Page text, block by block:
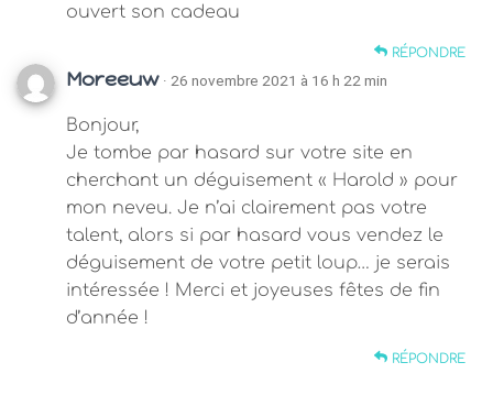
ouvert son cadeau
RÉPONDRE
Moreeuw · 26 novembre 2021 à 16 h 22 min
Bonjour,
Je tombe par hasard sur votre site en
cherchant un déguisement « Harold » pour
mon neveu. Je n’ai clairement pas votre
talent, alors si par hasard vous vendez le
déguisement de votre petit loup… je serais
intéressée ! Merci et joyeuses fêtes de fin
d’année !
RÉPONDRE